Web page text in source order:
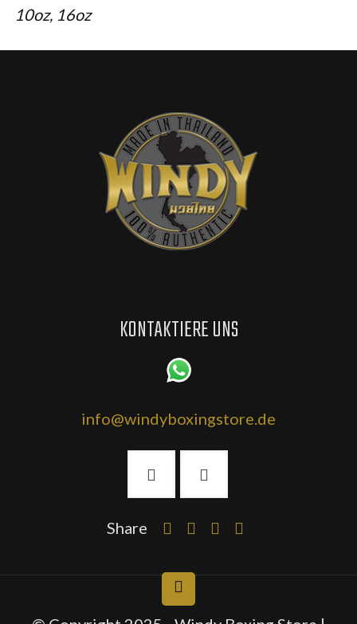
10oz, 16oz
KONTAKTIERE UNS
info@windyboxingstore.de
Share